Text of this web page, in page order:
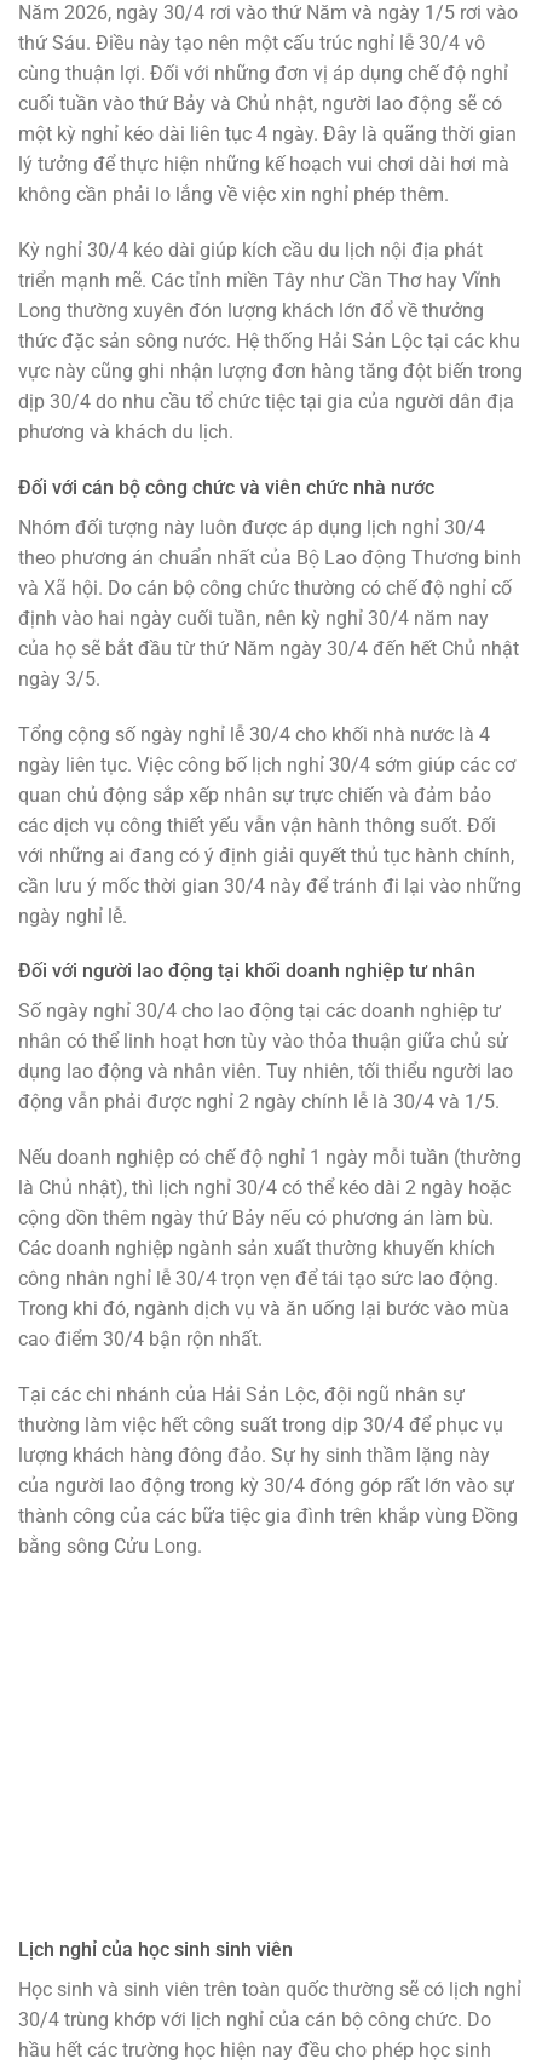
Năm 2026, ngày 30/4 rơi vào thứ Năm và ngày 1/5 rơi vào
thứ Sáu. Điều này tạo nên một cấu trúc nghỉ lễ 30/4 vô
cùng thuận lợi. Đối với những đơn vị áp dụng chế độ nghỉ
cuối tuần vào thứ Bảy và Chủ nhật, người lao động sẽ có
một kỳ nghỉ kéo dài liên tục 4 ngày. Đây là quãng thời gian
lý tưởng để thực hiện những kế hoạch vui chơi dài hơi mà
không cần phải lo lắng về việc xin nghỉ phép thêm.
Kỳ nghỉ 30/4 kéo dài giúp kích cầu du lịch nội địa phát
triển mạnh mẽ. Các tỉnh miền Tây như Cần Thơ hay Vĩnh
Long thường xuyên đón lượng khách lớn đổ về thưởng
thức đặc sản sông nước. Hệ thống Hải Sản Lộc tại các khu
vực này cũng ghi nhận lượng đơn hàng tăng đột biến trong
dịp 30/4 do nhu cầu tổ chức tiệc tại gia của người dân địa
phương và khách du lịch.
Đối với cán bộ công chức và viên chức nhà nước
Nhóm đối tượng này luôn được áp dụng lịch nghỉ 30/4
theo phương án chuẩn nhất của Bộ Lao động Thương binh
và Xã hội. Do cán bộ công chức thường có chế độ nghỉ cố
định vào hai ngày cuối tuần, nên kỳ nghỉ 30/4 năm nay
của họ sẽ bắt đầu từ thứ Năm ngày 30/4 đến hết Chủ nhật
ngày 3/5.
Tổng cộng số ngày nghỉ lễ 30/4 cho khối nhà nước là 4
ngày liên tục. Việc công bố lịch nghỉ 30/4 sớm giúp các cơ
quan chủ động sắp xếp nhân sự trực chiến và đảm bảo
các dịch vụ công thiết yếu vẫn vận hành thông suốt. Đối
với những ai đang có ý định giải quyết thủ tục hành chính,
cần lưu ý mốc thời gian 30/4 này để tránh đi lại vào những
ngày nghỉ lễ.
Đối với người lao động tại khối doanh nghiệp tư nhân
Số ngày nghỉ 30/4 cho lao động tại các doanh nghiệp tư
nhân có thể linh hoạt hơn tùy vào thỏa thuận giữa chủ sử
dụng lao động và nhân viên. Tuy nhiên, tối thiểu người lao
động vẫn phải được nghỉ 2 ngày chính lễ là 30/4 và 1/5.
Nếu doanh nghiệp có chế độ nghỉ 1 ngày mỗi tuần (thường
là Chủ nhật), thì lịch nghỉ 30/4 có thể kéo dài 2 ngày hoặc
cộng dồn thêm ngày thứ Bảy nếu có phương án làm bù.
Các doanh nghiệp ngành sản xuất thường khuyến khích
công nhân nghỉ lễ 30/4 trọn vẹn để tái tạo sức lao động.
Trong khi đó, ngành dịch vụ và ăn uống lại bước vào mùa
cao điểm 30/4 bận rộn nhất.
Tại các chi nhánh của Hải Sản Lộc, đội ngũ nhân sự
thường làm việc hết công suất trong dịp 30/4 để phục vụ
lượng khách hàng đông đảo. Sự hy sinh thầm lặng này
của người lao động trong kỳ 30/4 đóng góp rất lớn vào sự
thành công của các bữa tiệc gia đình trên khắp vùng Đồng
bằng sông Cửu Long.
Lịch nghỉ của học sinh sinh viên
Học sinh và sinh viên trên toàn quốc thường sẽ có lịch nghỉ
30/4 trùng khớp với lịch nghỉ của cán bộ công chức. Do
hầu hết các trường học hiện nay đều cho phép học sinh